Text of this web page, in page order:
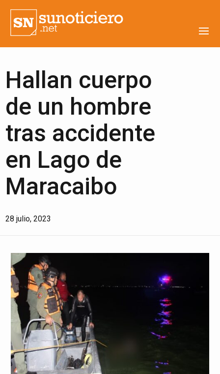
Hallan cuerpo
de un hombre
tras accidente
en Lago de
Maracaibo
28 julio, 2023